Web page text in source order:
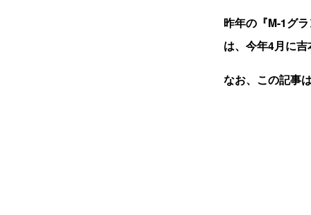
昨年の『M-1グ
は、今年4月に
なお、この記事